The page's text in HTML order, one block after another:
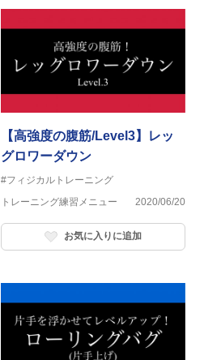
【高強度の腹筋/Level3】レッ
グロワーダウン
#フィジカルトレーニング
トレーニング練習メニュー
2020/06/20
お気に入りに追加